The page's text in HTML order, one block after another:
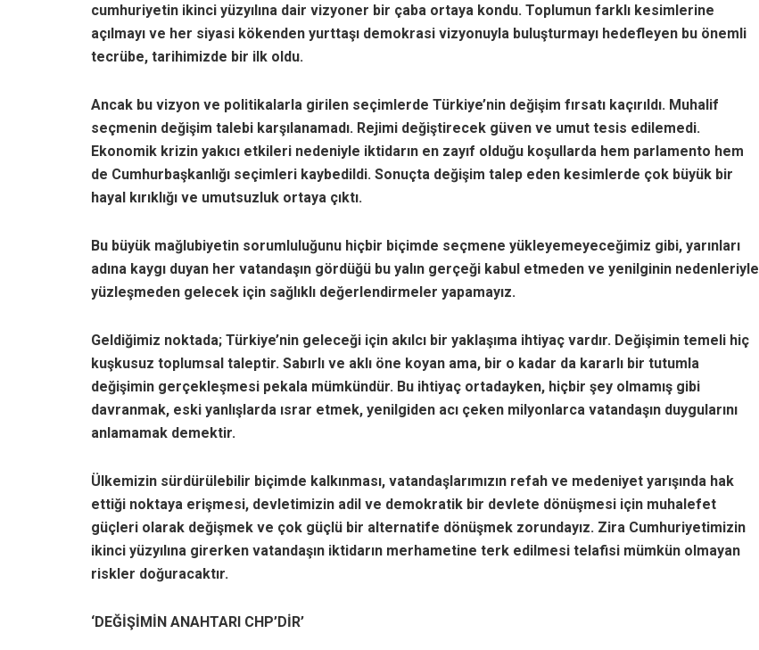
cumhuriyetin ikinci yüzyılına dair vizyoner bir çaba ortaya kondu. Toplumun farklı kesimlerine
açılmayı ve her siyasi kökenden yurttaşı demokrasi vizyonuyla buluşturmayı hedefleyen bu önemli
tecrübe, tarihimizde bir ilk oldu.
Ancak bu vizyon ve politikalarla girilen seçimlerde Türkiye’nin değişim fırsatı kaçırıldı. Muhalif
seçmenin değişim talebi karşılanamadı. Rejimi değiştirecek güven ve umut tesis edilemedi.
Ekonomik krizin yakıcı etkileri nedeniyle iktidarın en zayıf olduğu koşullarda hem parlamento hem
de Cumhurbaşkanlığı seçimleri kaybedildi. Sonuçta değişim talep eden kesimlerde çok büyük bir
hayal kırıklığı ve umutsuzluk ortaya çıktı.
Bu büyük mağlubiyetin sorumluluğunu hiçbir biçimde seçmene yükleyemeyeceğimiz gibi, yarınları
adına kaygı duyan her vatandaşın gördüğü bu yalın gerçeği kabul etmeden ve yenilginin nedenleriyle
yüzleşmeden gelecek için sağlıklı değerlendirmeler yapamayız.
Geldiğimiz noktada; Türkiye’nin geleceği için akılcı bir yaklaşıma ihtiyaç vardır. Değişimin temeli hiç
kuşkusuz toplumsal taleptir. Sabırlı ve aklı öne koyan ama, bir o kadar da kararlı bir tutumla
değişimin gerçekleşmesi pekala mümkündür. Bu ihtiyaç ortadayken, hiçbir şey olmamış gibi
davranmak, eski yanlışlarda ısrar etmek, yenilgiden acı çeken milyonlarca vatandaşın duygularını
anlamamak demektir.
Ülkemizin sürdürülebilir biçimde kalkınması, vatandaşlarımızın refah ve medeniyet yarışında hak
ettiği noktaya erişmesi, devletimizin adil ve demokratik bir devlete dönüşmesi için muhalefet
güçleri olarak değişmek ve çok güçlü bir alternatife dönüşmek zorundayız. Zira Cumhuriyetimizin
ikinci yüzyılına girerken vatandaşın iktidarın merhametine terk edilmesi telafisi mümkün olmayan
riskler doğuracaktır.
‘DEĞİŞİMİN ANAHTARI CHP’DİR’